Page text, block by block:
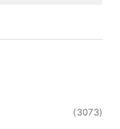
(3073)